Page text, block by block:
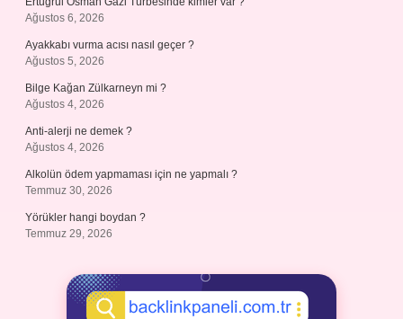
Ağustos 6, 2026
Ayakkabı vurma acısı nasıl geçer ?
Ağustos 5, 2026
Bilge Kağan Zülkarneyn mi ?
Ağustos 4, 2026
Anti-alerji ne demek ?
Ağustos 4, 2026
Alkolün ödem yapmaması için ne yapmalı ?
Temmuz 30, 2026
Yörükler hangi boydan ?
Temmuz 29, 2026